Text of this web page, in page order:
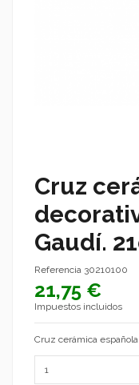
Cruz
Gaudí.
Referencia 30210100
21,75 €
Impuestos incluidos
Cruz cerámica